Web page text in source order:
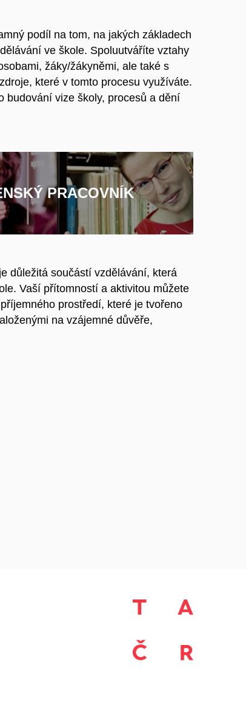
podíl na tom, na jakých základech
ve škole. Spoluutváříte vztahy
žáky/žákyněmi, ale také s
které v tomto procesu využíváte.
budování vize školy, procesů a dění
PRACOVNÍK
důležitá součástí vzdělávání, která
Vaší přítomností a aktivitou můžete
prostředí, které je tvořeno
na vzájemné důvěře,